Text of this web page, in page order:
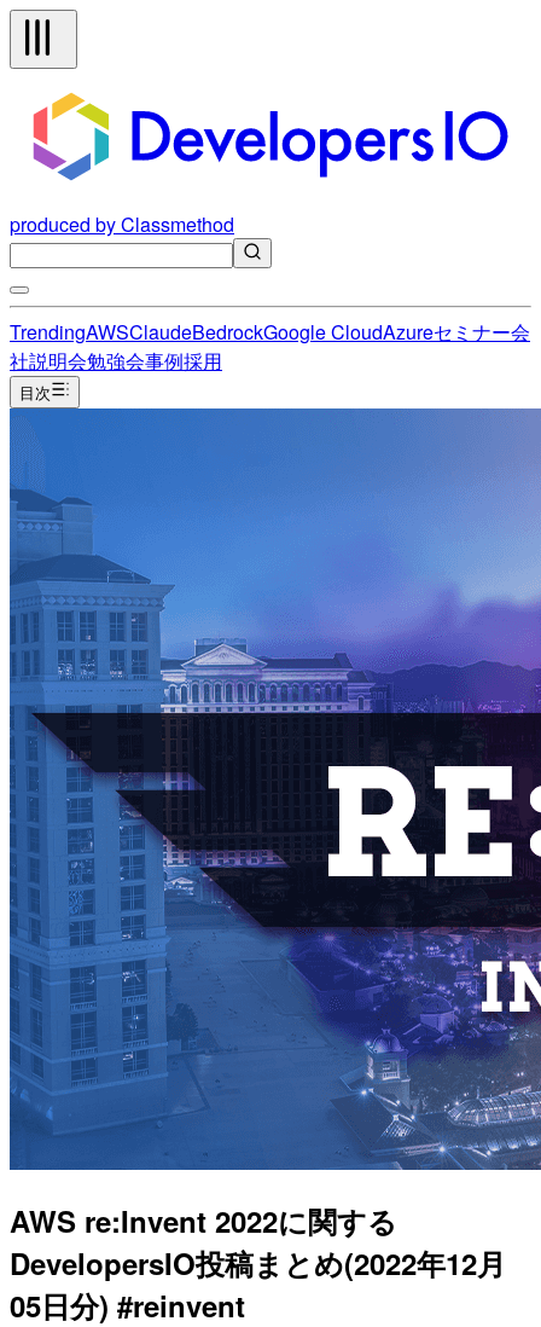
produced by Classmethod
TrendingAWSClaudeBedrockGoogle CloudAzureセミナー会
社説明会勉強会事例採用
目次
AWS re:Invent 2022に関する
DevelopersIO投稿まとめ(2022年12月
05日分) #reinvent